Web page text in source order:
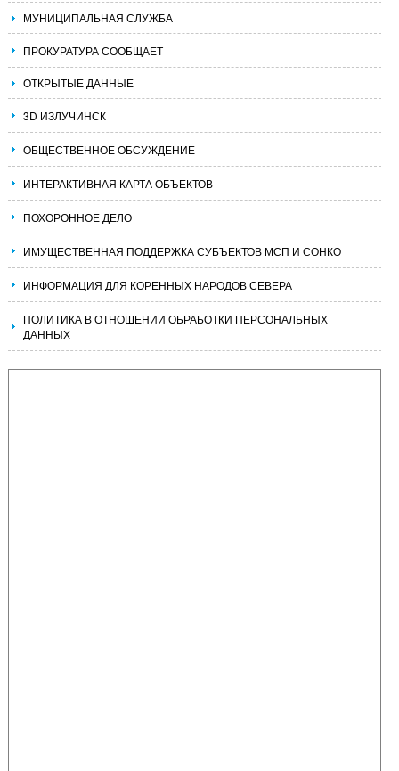
МУНИЦИПАЛЬНАЯ СЛУЖБА
ПРОКУРАТУРА СООБЩАЕТ
ОТКРЫТЫЕ ДАННЫЕ
3D ИЗЛУЧИНСК
ОБЩЕСТВЕННОЕ ОБСУЖДЕНИЕ
ИНТЕРАКТИВНАЯ КАРТА ОБЪЕКТОВ
ПОХОРОННОЕ ДЕЛО
ИМУЩЕСТВЕННАЯ ПОДДЕРЖКА СУБЪЕКТОВ МСП И СОНКО
ИНФОРМАЦИЯ ДЛЯ КОРЕННЫХ НАРОДОВ СЕВЕРА
ПОЛИТИКА В ОТНОШЕНИИ ОБРАБОТКИ ПЕРСОНАЛЬНЫХ
ДАННЫХ